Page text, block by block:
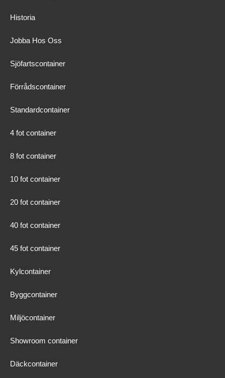
Historia
Jobba Hos Oss
Sjöfartscontainer
Förrådscontainer
Standardcontainer
4 fot container
8 fot container
10 fot container
20 fot container
40 fot container
45 fot container
Kylcontainer
Byggcontainer
Miljöcontainer
Showroom container
Däckcontainer